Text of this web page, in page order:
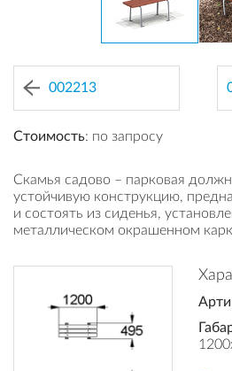
002213
Стоимость: по запросу
Скамья садово – парковая
устойчивую конструкцию,
и состоять из сиденья,
металлическом окрашенном